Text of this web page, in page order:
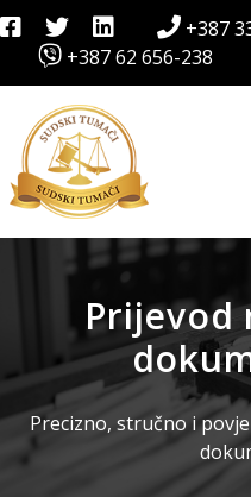
+387
+387 62 656-238
Prijevod
Precizno, stručno i